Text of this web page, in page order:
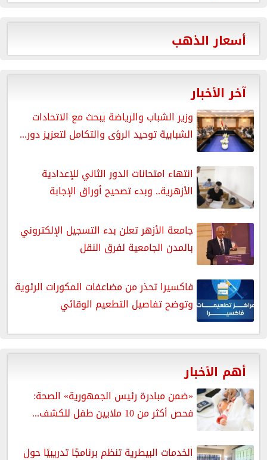
أسعار الذهب
آخر الأخبار
وزير الشباب والرياضة يبحث مع الاتحادات
الشبابية توحيد الرؤى والتكامل لتعزيز دور...
انتهاء امتحانات الدور الثاني للإعدادية
الأزهرية.. وبدء تصحيح أوراق الإجابة
جامعة الأزهر تعلن بدء التسجيل الإلكتروني
بالمدن الجامعية لفرق النقل
فاكسيرا تحذر من مضاعفات المكورات الرئوية
وتوضح تفاصيل التطعيم الوقائي
أهم الأخبار
«ضمن مبادرة رئيس الجمهورية» الصحة:
فحص أكثر من 10 ملايين طفل للكشف...
الخدمات البيطرية تنظم برنامجًا تدريبيًا حول